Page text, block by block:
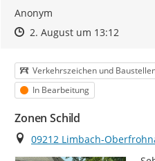
Anonym
Zeitpunkt des Erstellens
Zeitpunkt des Erstellens
2. August um 13:12Zur
Kategorie
Verkehrszeichen und
Status
In Bearbeitung
Zonen Schild
Ort
09212 Limbach-